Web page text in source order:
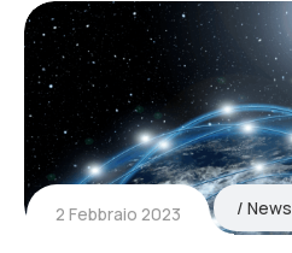
2 Febbraio 2023 News